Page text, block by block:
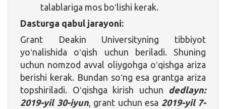
talablariga mos boʻlishi kerak.
Dasturga qabul jarayoni:
Grant Deakin Universityning tibbiyot
yoʻnalishida oʻqish uchun beriladi. Shuning
uchun nomzod avval oliygohga oʻqishga ariza
berishi kerak. Bundan soʻng esa grantga ariza
topshiriladi. Oʻqishga kirish uchun dedlayn:
2019-yil 30-iyun, grant uchun esa 2019-yil 7-